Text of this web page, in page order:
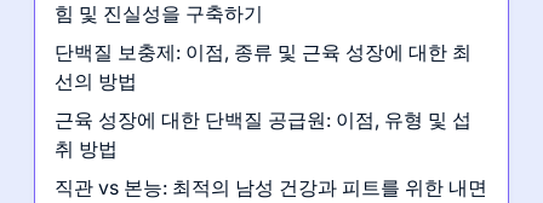
힘 및 진실성을 구축하기
단백질 보충제: 이점, 종류 및 근육 성장에 대한 최
선의 방법
근육 성장에 대한 단백질 공급원: 이점, 유형 및 섭
취 방법
직관 vs 본능: 최적의 남성 건강과 피트를 위한 내면